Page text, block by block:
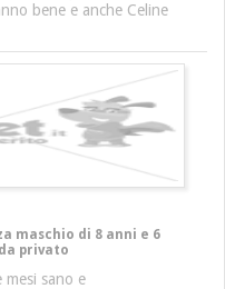
bene e anche Celine
maschio di 8 anni e 6
privato
sano e